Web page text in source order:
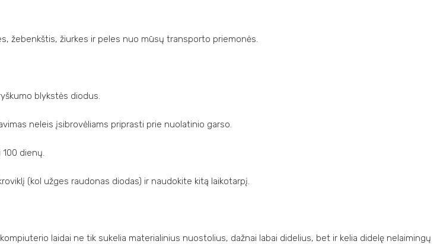
žebenkštis, žiurkes ir peles nuo mūsų transporto priemonės.
blykstės diodus.
neleis įsibrovėliams priprasti prie nuolatinio garso.
dienų.
(kol užges raudonas diodas) ir naudokite kitą laikotarpį.
laidai ne tik sukelia materialinius nuostolius, dažnai labai didelius, bet ir kelia didelę nelaimingų